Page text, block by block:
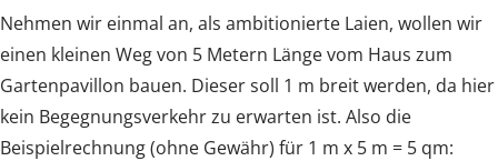
Nehmen wir einmal an, als ambitionierte Laien, wollen wir
einen kleinen Weg von 5 Metern Länge vom Haus zum
Gartenpavillon bauen. Dieser soll 1 m breit werden, da hier
kein Begegnungsverkehr zu erwarten ist. Also die
Beispielrechnung (ohne Gewähr) für 1 m x 5 m = 5 qm: